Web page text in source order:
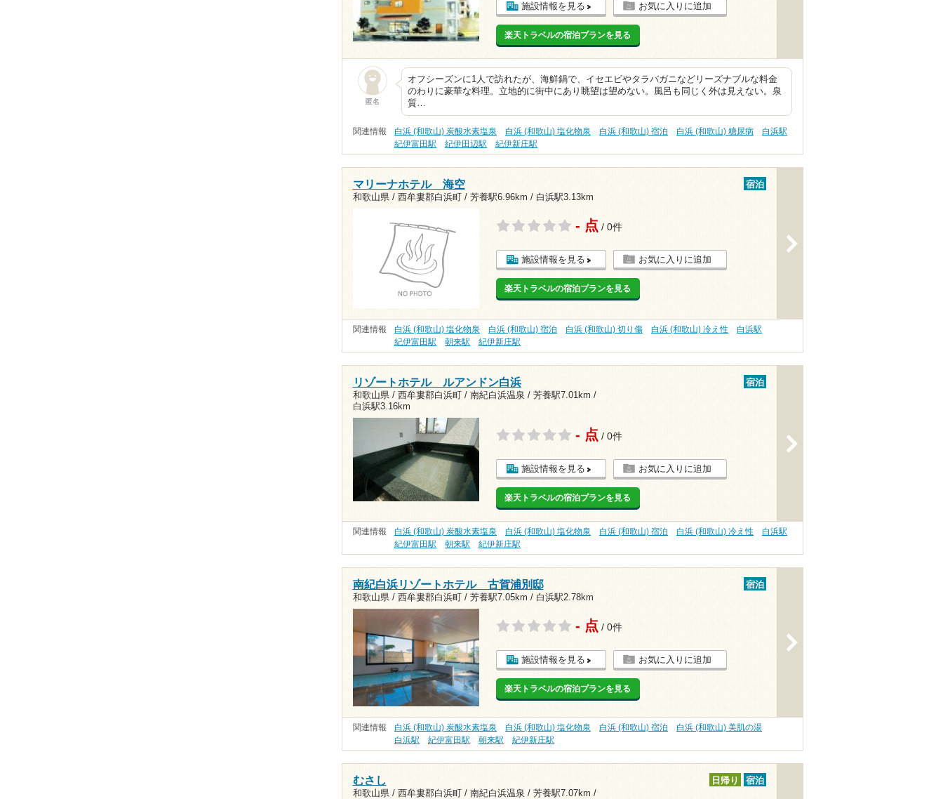
施設情報を見る お気に入りに追加
楽天トラベルの宿泊プランを見る
匿名
オフシーズンに1人で訪れたが、海鮮鍋で、イセエビやタラバガニなどリーズナブルな料金
のわりに豪華な料理。立地的に街中にあり眺望は望めない。風呂も同じく外は見えない。泉
質…
関連情報 白浜 (和歌山) 炭酸水素塩泉 白浜 (和歌山) 塩化物泉 白浜 (和歌山) 宿泊 白浜 (和歌山) 糖尿病
白浜駅
紀伊富田駅
紀伊田辺駅 紀伊新庄駅
マリーナホテル 海空
和歌山県 / 西牟婁郡白浜町 / 芳養駅6.96km / 白浜駅3.13km
宿泊
- 点 / 0件
施設情報を見る お気に入りに追加
楽天トラベルの宿泊プランを見る
関連情報 白浜 (和歌山) 塩化物泉 白浜 (和歌山) 宿泊 白浜 (和歌山) 切り傷 白浜 (和歌山) 冷え性
白浜駅
紀伊富田駅
朝来駅 紀伊新庄駅
リゾートホテル ルアンドン白浜
和歌山県 / 西牟婁郡白浜町 / 南紀白浜温泉 / 芳養駅7.01km /
白浜駅3.16km
宿泊
- 点 / 0件
施設情報を見る お気に入りに追加
楽天トラベルの宿泊プランを見る
関連情報 白浜 (和歌山) 炭酸水素塩泉 白浜 (和歌山) 塩化物泉 白浜 (和歌山) 宿泊 白浜 (和歌山) 冷え性
白浜駅
紀伊富田駅
朝来駅 紀伊新庄駅
南紀白浜リゾートホテル 古賀浦別邸
和歌山県 / 西牟婁郡白浜町 / 芳養駅7.05km / 白浜駅2.78km
宿泊
- 点 / 0件
施設情報を見る お気に入りに追加
楽天トラベルの宿泊プランを見る
関連情報 白浜 (和歌山) 炭酸水素塩泉 白浜 (和歌山) 塩化物泉 白浜 (和歌山) 宿泊
白浜 (和歌山) 美肌の湯
白浜駅
紀伊富田駅 朝来駅 紀伊新庄駅
むさし
和歌山県 / 西牟婁郡白浜町 / 南紀白浜温泉 / 芳養駅7.07km /
日帰り 宿泊